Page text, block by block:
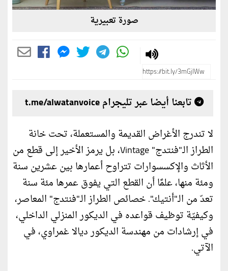
صورة تعبيرية
تابعنا أيضا عبر تليجرام t.me/alwatanvoice
لا تندرج الأغراض القديمة والمستعملة، تحت خانة
الطراز الـ"فنتدج" Vintage، بل يرمز الأخير إلى قطع من
الأثاث والإكسسوارات تتراوح أعمارها بين عشرين سنة
ومئة منها، علمًا أن القطع التي يفوق عمرها مئة سنة
تعدّ من الـ"أنتيك". خصائص الطراز الـ"فنتدج" المعاصر،
وكيفيّة توظيف قواعده في الديكور المنزلي الداخلي،
في إرشادات من مهندسة الديكور ديالا غمراوي، في
الآتي.